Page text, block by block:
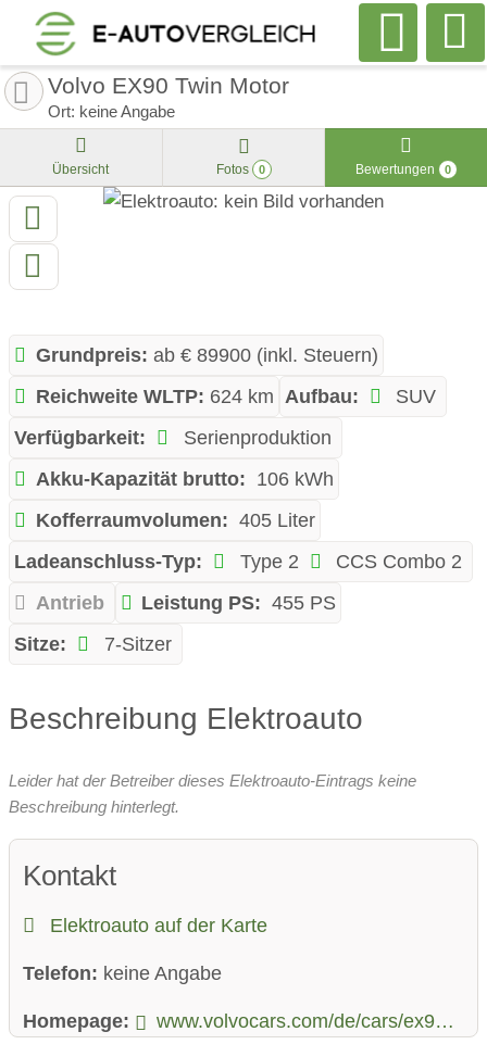
Volvo EX90 Twin Motor
Ort: keine Angabe
Übersicht Fotos 0 Bewertungen 0
Grundpreis: ab € 89900 (inkl. Steuern)
Reichweite WLTP: 624 km Aufbau:
SUV
Verfügbarkeit:
Serienproduktion
Akku-Kapazität brutto: 106 kWh
Kofferraumvolumen: 405 Liter
Ladeanschluss-Typ:
Type 2
CCS Combo 2
Antrieb
Leistung PS: 455 PS
Sitze:
7-Sitzer
Beschreibung Elektroauto
Leider hat der Betreiber dieses Elektroauto-Eintrags keine
Beschreibung hinterlegt.
Kontakt
Elektroauto auf der Karte
Telefon: keine Angabe
Homepage: www.volvocars.com/de/cars/ex90-electric/